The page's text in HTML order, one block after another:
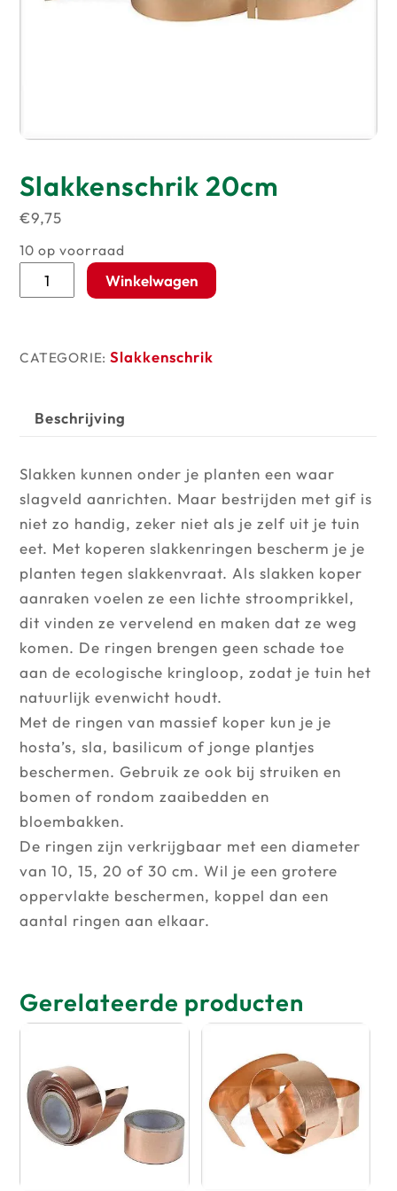
Slakkenschrik 20cm
€9,75
10 op voorraad
Slakkenschrik
20cm
Winkelwagen
CATEGORIE: Slakkenschrik
Beschrijving
Slakken kunnen onder je planten een waar
slagveld aanrichten. Maar bestrijden met gif is
niet zo handig, zeker niet als je zelf uit je tuin
eet. Met koperen slakkenringen bescherm je je
planten tegen slakkenvraat. Als slakken koper
aanraken voelen ze een lichte stroomprikkel,
dit vinden ze vervelend en maken dat ze weg
komen. De ringen brengen geen schade toe
aan de ecologische kringloop, zodat je tuin het
natuurlijk evenwicht houdt.
Met de ringen van massief koper kun je je
hosta’s, sla, basilicum of jonge plantjes
beschermen. Gebruik ze ook bij struiken en
bomen of rondom zaaibedden en
bloembakken.
De ringen zijn verkrijgbaar met een diameter
van 10, 15, 20 of 30 cm. Wil je een grotere
oppervlakte beschermen, koppel dan een
aantal ringen aan elkaar.
Gerelateerde producten